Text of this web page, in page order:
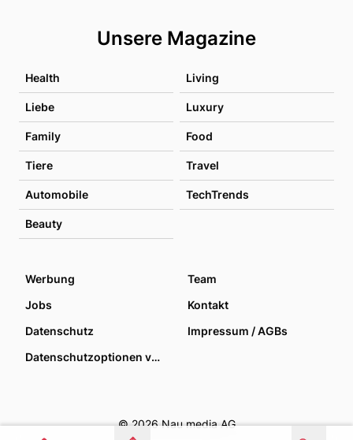
Unsere Magazine
Health Living
Liebe Luxury
Family Food
Tiere Travel
Automobile TechTrends
Beauty
Werbung
Team
Jobs
Kontakt
Datenschutz
Impressum / AGBs
Datenschutzoptionen verwalten
© 2026 Nau media AG